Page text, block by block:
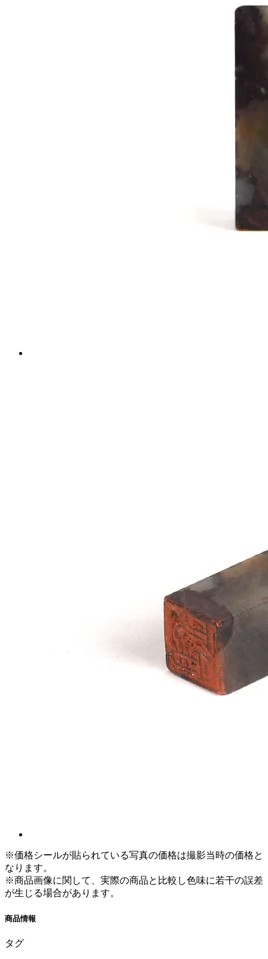
※価格シールが貼られている写真の価格は撮影当時の価格と
なります。
※商品画像に関して、実際の商品と比較し色味に若干の誤差
が生じる場合があります。
商品情報
タグ